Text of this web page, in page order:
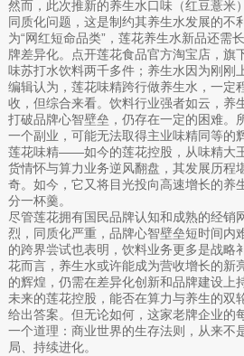
然而，此次推新的养生水口味（红豆薏米
同质化问题，这是制约其养生水发展的不
为“网红短命品类”，莲花养生水新品还需
牌差异化。点开莲花食品官方淘宝店，旗
味苏打水饮料两千多件；养生水因为刚刚
编辑认为，莲花味精跨行做养生水，一定
收，但综合来看。饮料行业强者如云，养
打破品牌心智壁垒，仍存在一定的困难。
一个副业，可能无法取得主业味精同等的
莲花味精——如今的莲花控股，从味精大
货情怀与算力业务逆风翻盘，其发展历程
奇。如今，它又将目光投向高速增长的养
分一杯羹。
尽管莲花拥有国民品牌认知和成熟的经销
烈，同质化严重，品牌心智壁垒短时间内
的跨界尝试也表明，饮料业务更多是战略
花而言，养生水或许能成为营收增长的新
的辉煌，仍需在差异化创新和品牌建设上
未来的莲花控股，能否在算力与养生的双
给出答案。但无论如何，这家老牌企业的
一个道理：商业世界的生存法则，从来不
局、持续进化。